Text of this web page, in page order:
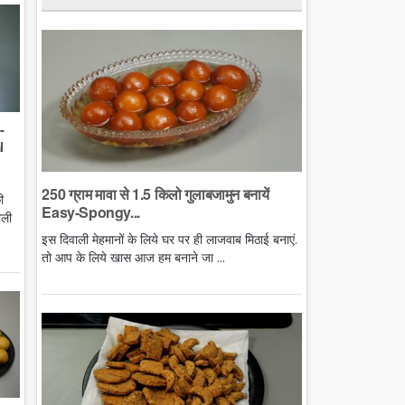
250 ग्राम मावा से 1.5 किलो गुलाबजामुन बनायें
Easy-Spongy...
इस दिवाली मेहमानों के लिये घर पर ही लाजवाब मिठाई बनाएं.
तो आप के लिये खास आज हम बनाने जा ...